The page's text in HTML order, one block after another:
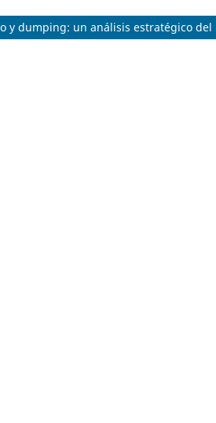
y dumping: un análisis estratégico del